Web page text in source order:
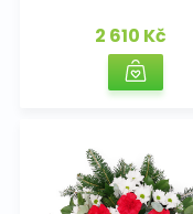
2 610 Kč